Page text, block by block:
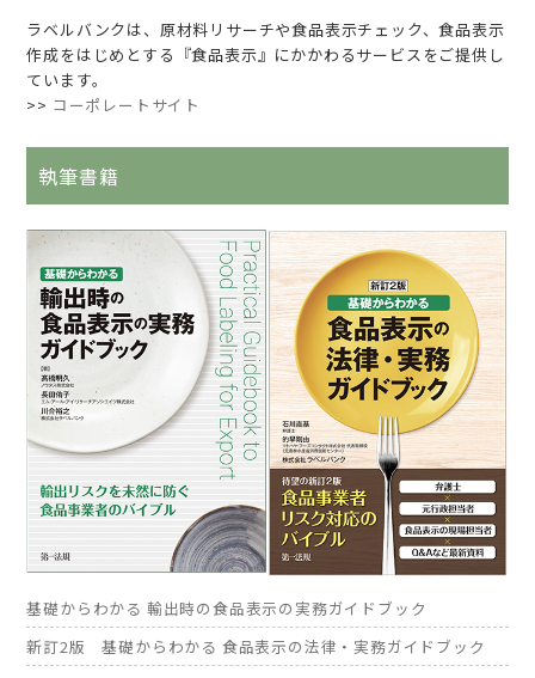
ラベルバンクは、原材料リサーチや食品表示チェック、食品表示
作成をはじめとする『食品表示』にかかわるサービスをご提供し
ています。
>> コーポレートサイト
執筆書籍
基礎からわかる 輸出時の食品表示の実務ガイドブック
新訂2版 基礎からわかる 食品表示の法律・実務ガイドブック